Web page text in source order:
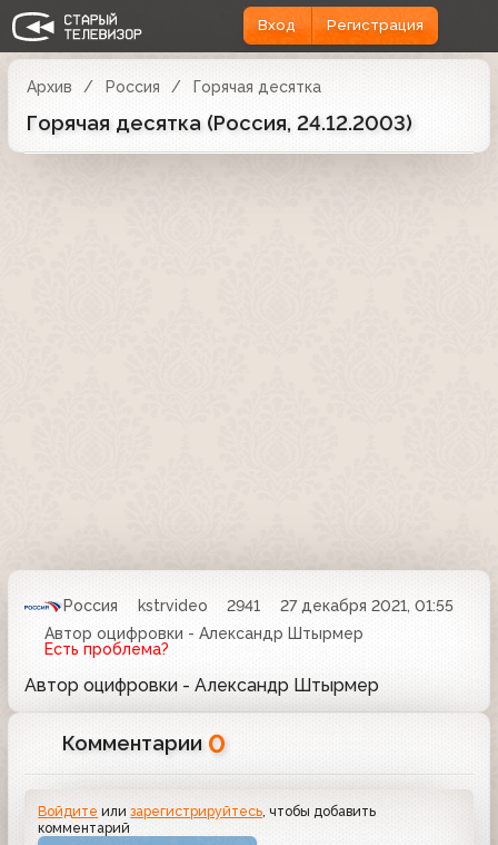
Вход Регистрация
Архив Россия Горячая десятка
Горячая десятка (Россия, 24.12.2003)
Россия kstrvideo 2941
27 декабря 2021, 01:55
Автор оцифровки - Александр Штырмер
Есть проблема?
Автор оцифровки - Александр Штырмер
Комментарии 0
Войдите илизарегистрируйтесь , чтобы добавить
комментарий